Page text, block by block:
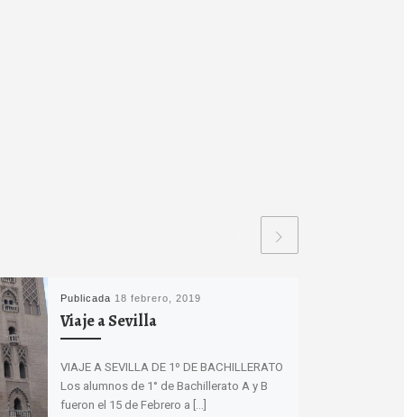
Publicada 18 febrero, 2019
Viaje a Sevilla
VIAJE A SEVILLA DE 1º DE BACHILLERATO
Los alumnos de 1° de Bachillerato A y B
fueron el 15 de Febrero a […]